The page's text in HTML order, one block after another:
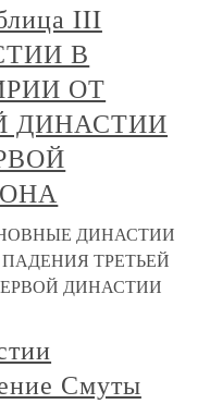
III
В
ОТ
ДИНАСТИИ
ДИНАСТИИ
ТРЕТЬЕЙ
ДИНАСТИИ
Смуты